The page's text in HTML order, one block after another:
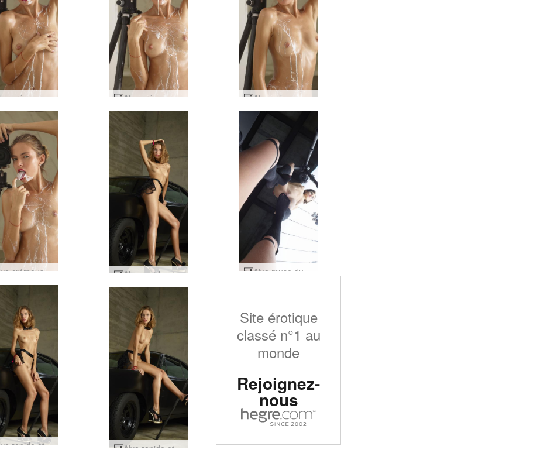
Alya crémeuse par Alya #65 Alya crémeuse par Alya #85 Alya crémeuse par Alya #33
Alya crémeuse par Alya #81 Alya rapide et furieuse par Alya #95
Alya rapide et furieuse par Alya #87
Site érotique
classé n°1 au
monde
Rejoignez-
nous
Alya rapide et furieuse par Alya #83